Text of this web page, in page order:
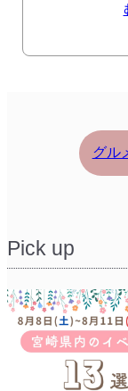
グル
Pick up